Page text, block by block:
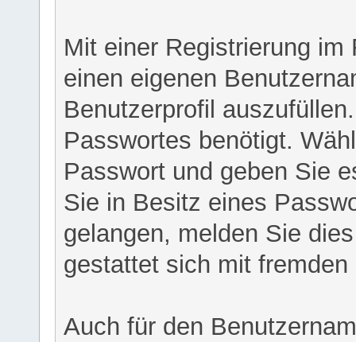
Mit einer Registrierung
einen eigenen
Benutzerprofil
Passwortes benötigt.
Passwort und geben Sie
Sie in Besitz eines
gelangen, melden Sie
gestattet sich mit
Auch für den